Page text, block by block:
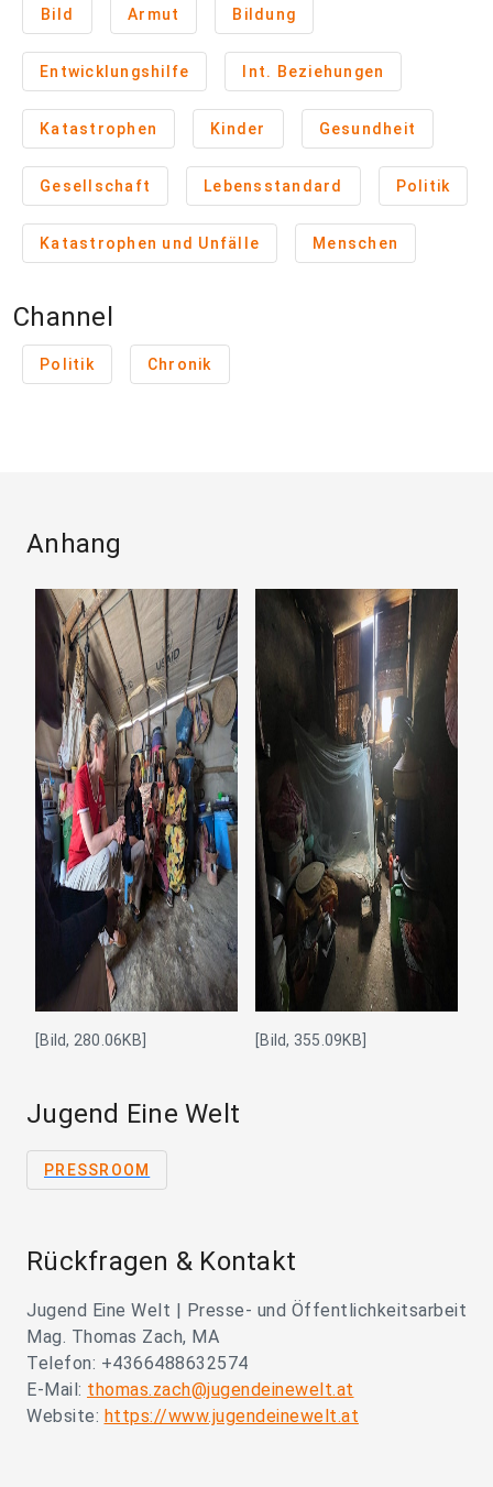
Bild Armut Bildung
Entwicklungshilfe Int. Beziehungen
Katastrophen Kinder Gesundheit
Gesellschaft Lebensstandard Politik
Katastrophen und Unfälle Menschen
Channel
Politik Chronik
Anhang
[Bild, 280.06KB] [Bild, 355.09KB]
Jugend Eine Welt
PRESSROOM
Rückfragen & Kontakt
Jugend Eine Welt | Presse- und Öffentlichkeitsarbeit
Mag. Thomas Zach, MA
Telefon: +4366488632574
E-Mail: thomas.zach@jugendeinewelt.at
Website: https://www.jugendeinewelt.at